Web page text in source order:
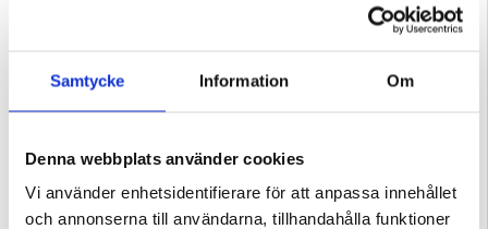
Samtycke Information Om
Denna webbplats använder cookies
Vi använder enhetsidentifierare för att anpassa innehållet
och annonserna till användarna, tillhandahålla funktioner
PASSAR TILL: SAMSUNG GALAXY S26 PLUS